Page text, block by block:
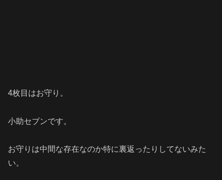
4枚目はお守り。
小助セブンです。
お守りは中間な存在なのか特に裏返ったりしてないみた
い。